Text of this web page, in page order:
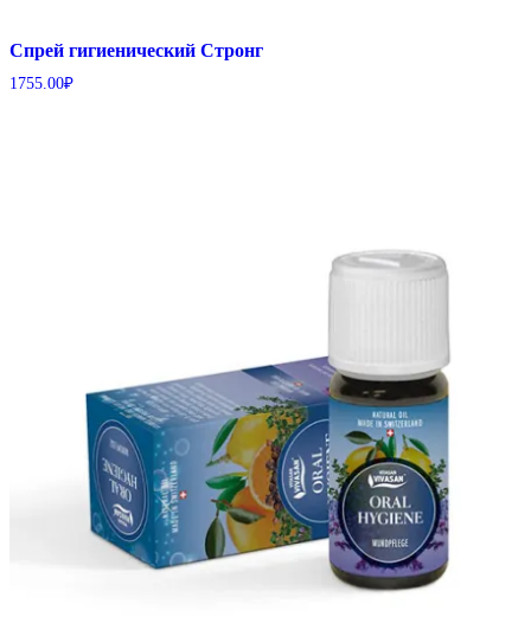
Спрей гигиенический Стронг
1755.00₽